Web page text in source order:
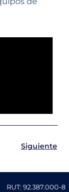
Siguiente
RUT: 92.387.000-8